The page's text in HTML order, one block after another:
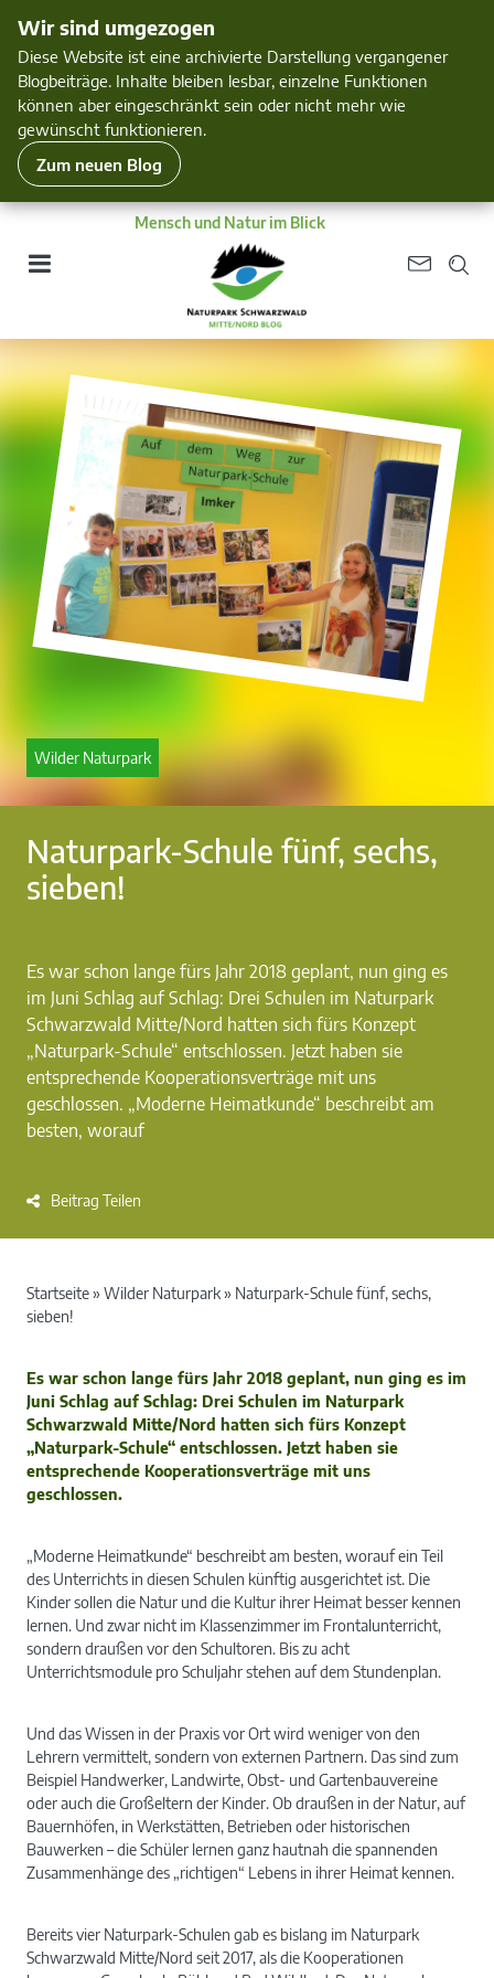
Wir sind umgezogen
Diese Website ist eine archivierte Darstellung vergangener
Blogbeiträge. Inhalte bleiben lesbar, einzelne Funktionen
können aber eingeschränkt sein oder nicht mehr wie
gewünscht funktionieren.
Zum neuen Blog
Mensch und Natur im Blick
Naturpark-Schule fünf, sechs,
sieben!
Es war schon lange fürs Jahr 2018 geplant, nun ging es
im Juni Schlag auf Schlag: Drei Schulen im Naturpark
Schwarzwald Mitte/Nord hatten sich fürs Konzept
„Naturpark-Schule“ entschlossen. Jetzt haben sie
entsprechende Kooperationsverträge mit uns
geschlossen. „Moderne Heimatkunde“ beschreibt am
besten, worauf
Beitrag Teilen
Wilder Naturpark
Startseite» Wilder Naturpark» Naturpark-Schule fünf, sechs,
sieben!
Es war schon lange fürs Jahr 2018 geplant, nun ging es im
Juni Schlag auf Schlag: Drei Schulen im Naturpark
Schwarzwald Mitte/Nord hatten sich fürs Konzept
„Naturpark-Schule“ entschlossen. Jetzt haben sie
entsprechende Kooperationsverträge mit uns
geschlossen.
„Moderne Heimatkunde“ beschreibt am besten, worauf ein Teil
des Unterrichts in diesen Schulen künftig ausgerichtet ist. Die
Kinder sollen die Natur und die Kultur ihrer Heimat besser kennen
lernen. Und zwar nicht im Klassenzimmer im Frontalunterricht,
sondern draußen vor den Schultoren. Bis zu acht
Unterrichtsmodule pro Schuljahr stehen auf dem Stundenplan.
Und das Wissen in der Praxis vor Ort wird weniger von den
Lehrern vermittelt, sondern von externen Partnern. Das sind zum
Beispiel Handwerker, Landwirte, Obst- und Gartenbauvereine
oder auch die Großeltern der Kinder. Ob draußen in der Natur, auf
Bauernhöfen, in Werkstätten, Betrieben oder historischen
Bauwerken – die Schüler lernen ganz hautnah die spannenden
Zusammenhänge des „richtigen“ Lebens in ihrer Heimat kennen.
Bereits vier Naturpark-Schulen gab es bislang im Naturpark
Schwarzwald Mitte/Nord seit 2017, als die Kooperationen